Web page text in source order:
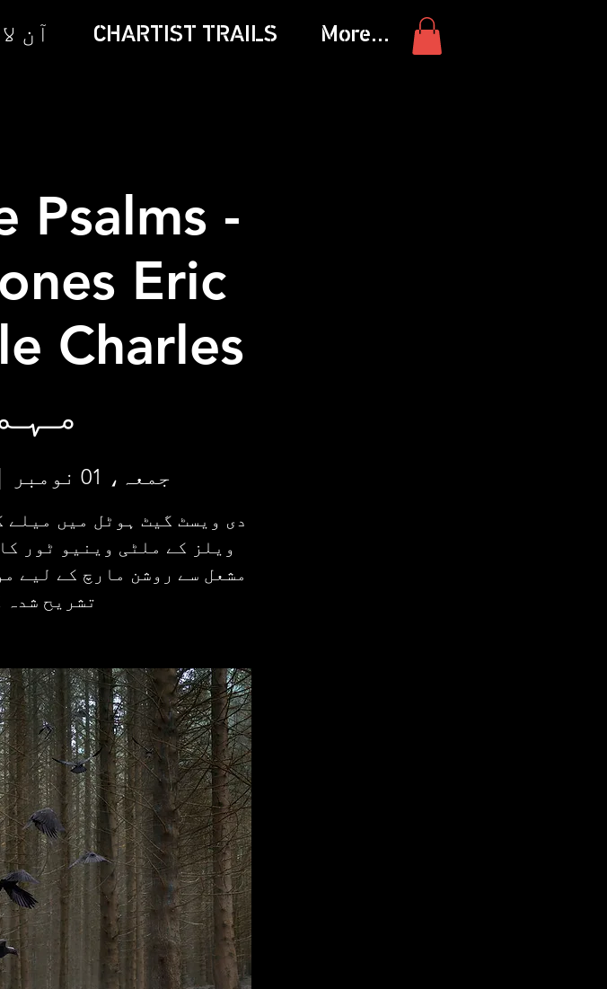
آن CHARTIST TRAILS More...
Psalms -
Eric
جمعہ، 01 نومبر
دی ویسٹ گیٹ ہوٹل میں
تشریح شدہ